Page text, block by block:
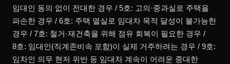
임대인 동의 없이 전대한 경우 / 5호: 고의·중과실로 주택을
파손한 경우 / 6호: 주택 멸실로 임대차 목적 달성이 불가능한
경우 / 7호: 철거·재건축을 위해 점유 회복이 필요한 경우 /
8호: 임대인(직계존비속 포함)이 실제 거주하려는 경우 / 9호:
임차인 의무 현저 위반 등 임대차 계속이 어려운 중대한